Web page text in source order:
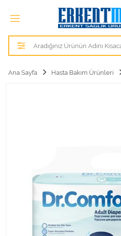
Tüm Kategoriler
Alezler
Hastane Mobilyaları
Kişisel Bakım ve Sağlık
Kişisel Bakım ve Sağlık
Ana Sayfa Hasta Bakım Ürünleri